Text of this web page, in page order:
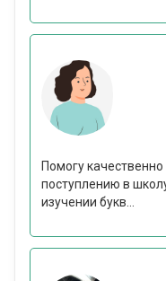
Помогу
поступлению в
изучении букв...